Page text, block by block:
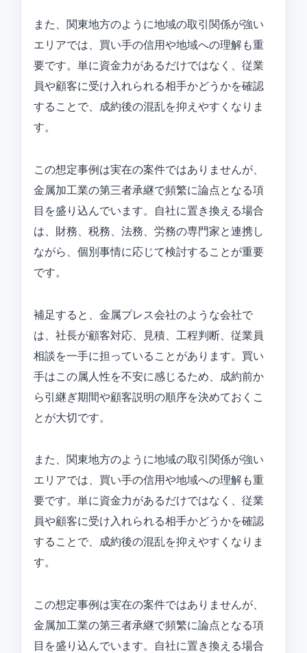
また、関東地方のように地域の取引関係が強い
エリアでは、買い手の信用や地域への理解も重
要です。単に資金力があるだけではなく、従業
員や顧客に受け入れられる相手かどうかを確認
することで、成約後の混乱を抑えやすくなりま
す。
この想定事例は実在の案件ではありませんが、
金属加工業の第三者承継で頻繁に論点となる項
目を盛り込んでいます。自社に置き換える場合
は、財務、税務、法務、労務の専門家と連携し
ながら、個別事情に応じて検討することが重要
です。
補足すると、金属プレス会社のような会社で
は、社長が顧客対応、見積、工程判断、従業員
相談を一手に担っていることがあります。買い
手はこの属人性を不安に感じるため、成約前か
ら引継ぎ期間や顧客説明の順序を決めておくこ
とが大切です。
また、関東地方のように地域の取引関係が強い
エリアでは、買い手の信用や地域への理解も重
要です。単に資金力があるだけではなく、従業
員や顧客に受け入れられる相手かどうかを確認
することで、成約後の混乱を抑えやすくなりま
す。
この想定事例は実在の案件ではありませんが、
金属加工業の第三者承継で頻繁に論点となる項
目を盛り込んでいます。自社に置き換える場合